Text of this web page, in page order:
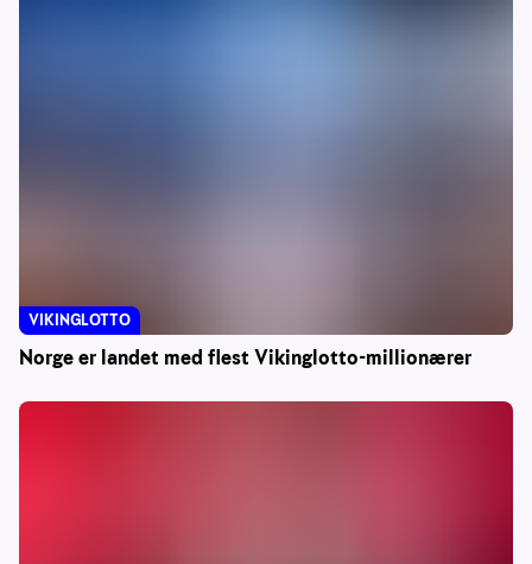
Norge er landet med flest Vikinglotto-millionærer
VIKINGLOTTO